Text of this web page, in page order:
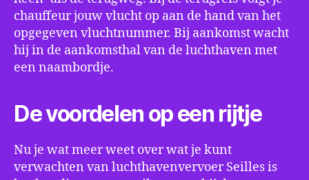
chauffeur jouw vlucht op aan de hand van het
opgegeven vluchtnummer. Bij aankomst wacht
hij in de aankomsthal van de luchthaven met
een naambordje.
De voordelen op een rijtje
Nu je wat meer weet over wat je kunt
verwachten van luchthavenvervoer Seilles is